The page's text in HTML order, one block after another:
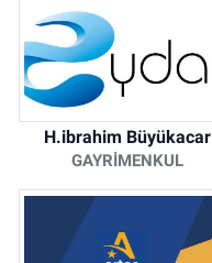
H.ibrahim Büyükacar
GAYRIMENKUL